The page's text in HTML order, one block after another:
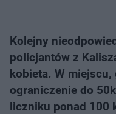
Kolejny
policjantów z
kobieta. W
ograniczenie do
liczniku ponad 100